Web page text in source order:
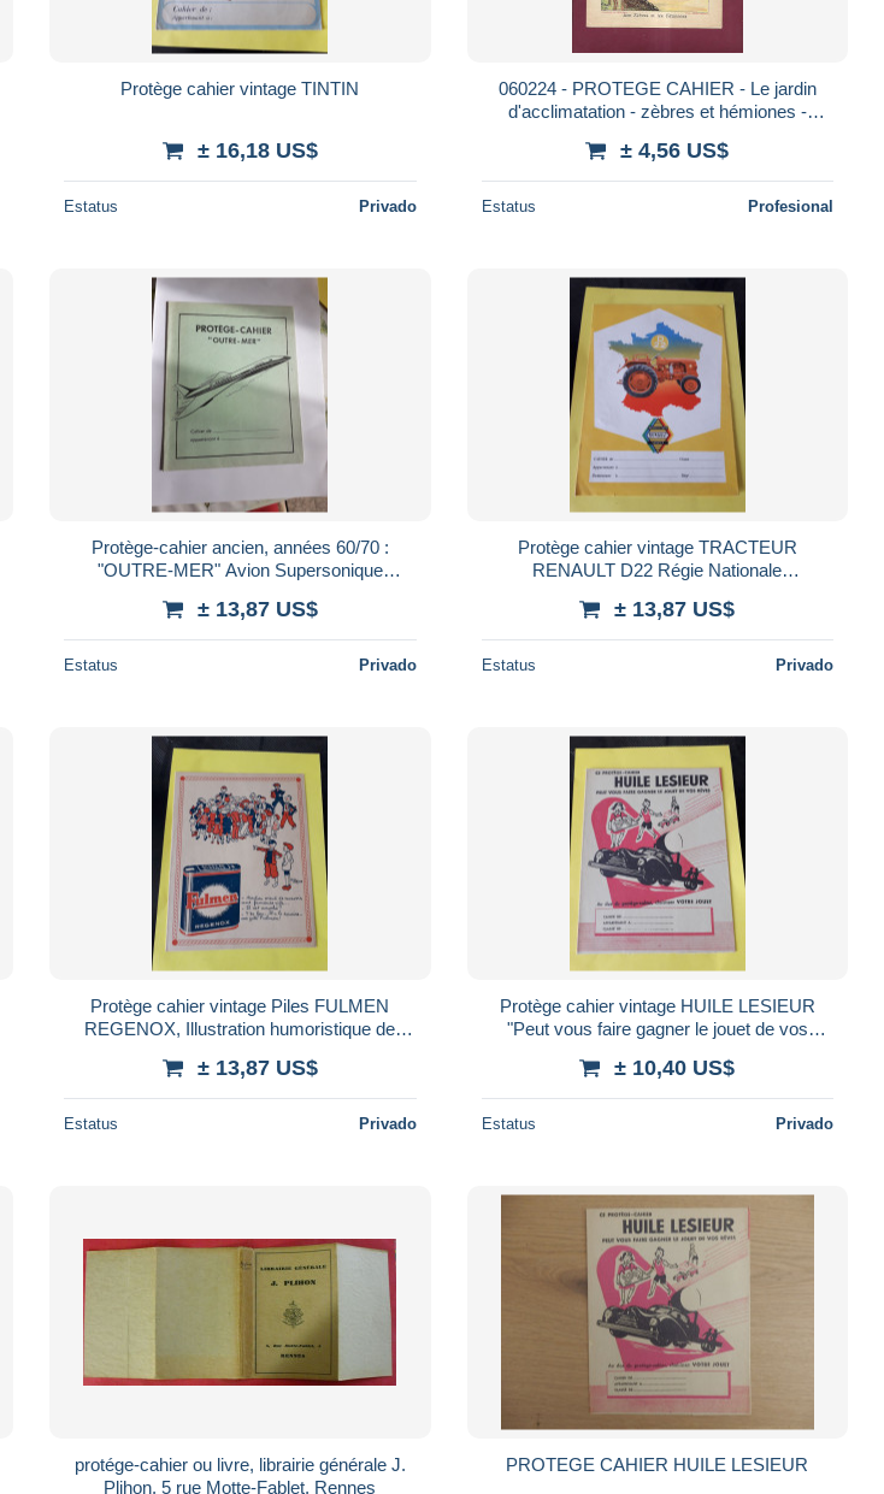
Protège cahier vintage TINTIN
± 16,18 US$
Estatus Privado
060224 - PROTEGE CAHIER - Le jardin
d'acclimatation - zèbres et hémiones -
± 4,56 US$
Estatus Profesional
Protège-cahier ancien, années 60/70 :
"OUTRE-MER" Avion Supersonique
clair)
± 13,87 US$
Estatus Privado
Protège cahier vintage TRACTEUR
RENAULT D22 Régie Nationale
± 13,87 US$
Estatus Privado
Protège cahier vintage Piles FULMEN
REGENOX, Illustration humoristique de
± 13,87 US$
Estatus Privado
Protège cahier vintage HUILE LESIEUR
"Peut vous faire gagner le jouet de vos
± 10,40 US$
Estatus Privado
protége-cahier ou livre, librairie générale J.
Plihon. 5 rue Motte-Fablet, Rennes
PROTEGE CAHIER HUILE LESIEUR